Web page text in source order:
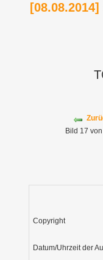
[08.08.2014]
Bild 17
Copyright
Datum/Uhrzeit der